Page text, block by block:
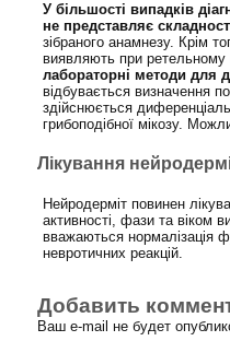
У більшості випадків
не представляє
зібраного анамнезу. Крім
виявляють при ретельному
лабораторні методи для
відбувається визначення
здійснюється
грибоподібної мікозу.
Лікування
Нейродерміт повинен
активності, фази та віком
вважаються нормалізація
невротичних реакцій.
Добавить
Ваш e-mail не будет